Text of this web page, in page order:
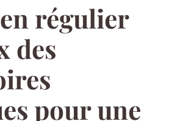
régulier
des
pour une